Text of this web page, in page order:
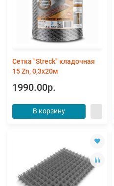
Сетка "Streck" кладочная
15 Zn, 0,3х20м
1990.00р.
В корзину